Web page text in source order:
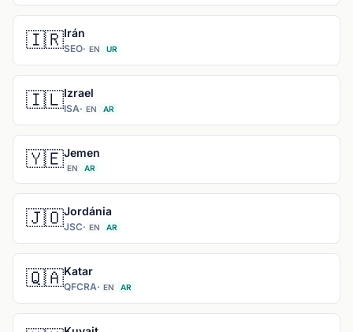
🇮🇷Irán
SEO· EN UR
🇮🇱Izrael
ISA· EN AR
🇾🇪Jemen
EN AR
🇯🇴Jordánia
JSC· EN AR
🇶🇦Katar
QFCRA· EN AR